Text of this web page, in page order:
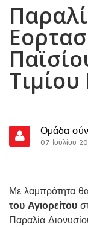
Ομάδα
07 Ιουλίου
Με λαμπρότητα
του Αγιορείτου
Παραλία